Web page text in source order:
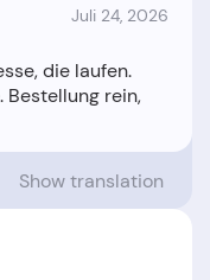
Juli 24, 2026
die laufen.
Bestellung rein,
Show translation